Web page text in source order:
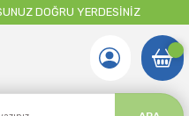
DOĞRU YERDESİNİZ